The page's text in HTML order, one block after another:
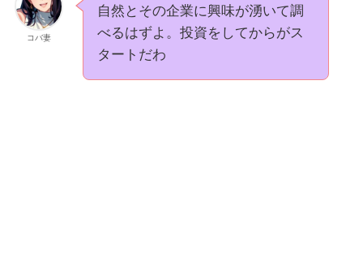
コバ妻
自然とその企業に興味が湧いて調
べるはずよ。投資をしてからがス
タートだわ